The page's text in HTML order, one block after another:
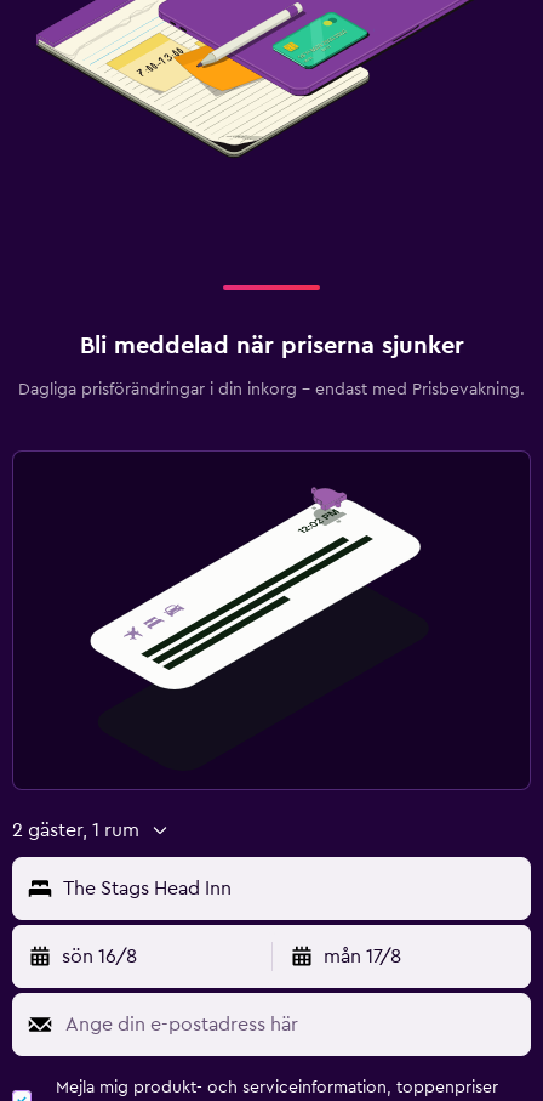
Bli meddelad när priserna sjunker
Dagliga prisförändringar i din inkorg – endast med Prisbevakning.
2 gäster, 1 rum
The Stags Head Inn
sön 16/8 mån 17/8
Mejla mig produkt- och serviceinformation, toppenpriser